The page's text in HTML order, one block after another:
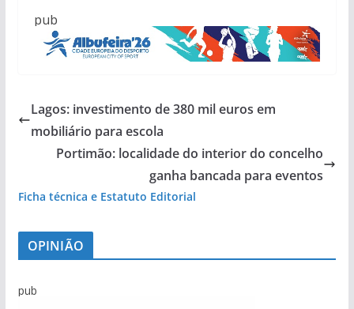
pub
Lagos: investimento de 380 mil euros em
mobiliário para escola
Portimão: localidade do interior do concelho
ganha bancada para eventos
Ficha técnica e Estatuto Editorial
OPINIÃO
pub